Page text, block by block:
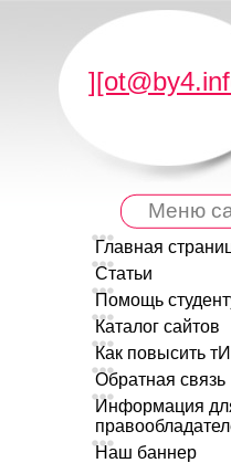
Меню
Главная
Статьи
Помощь
Каталог сайтов
Как повысить
Обратная связь
Информация
Наш баннер